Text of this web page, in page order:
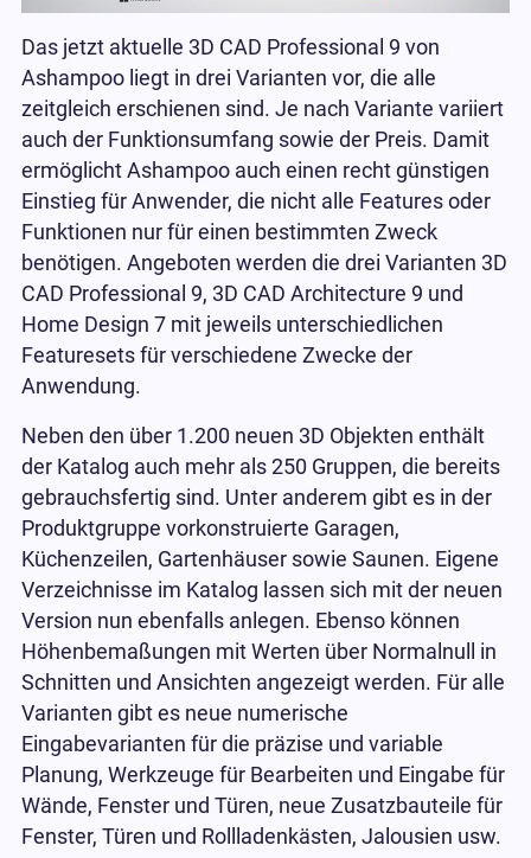
Das jetzt aktuelle 3D CAD Professional 9 von
Ashampoo liegt in drei Varianten vor, die alle
zeitgleich erschienen sind. Je nach Variante variiert
auch der Funktionsumfang sowie der Preis. Damit
ermöglicht Ashampoo auch einen recht günstigen
Einstieg für Anwender, die nicht alle Features oder
Funktionen nur für einen bestimmten Zweck
benötigen. Angeboten werden die drei Varianten 3D
CAD Professional 9, 3D CAD Architecture 9 und
Home Design 7 mit jeweils unterschiedlichen
Featuresets für verschiedene Zwecke der
Anwendung.
Neben den über 1.200 neuen 3D Objekten enthält
der Katalog auch mehr als 250 Gruppen, die bereits
gebrauchsfertig sind. Unter anderem gibt es in der
Produktgruppe vorkonstruierte Garagen,
Küchenzeilen, Gartenhäuser sowie Saunen. Eigene
Verzeichnisse im Katalog lassen sich mit der neuen
Version nun ebenfalls anlegen. Ebenso können
Höhenbemaßungen mit Werten über Normalnull in
Schnitten und Ansichten angezeigt werden. Für alle
Varianten gibt es neue numerische
Eingabevarianten für die präzise und variable
Planung, Werkzeuge für Bearbeiten und Eingabe für
Wände, Fenster und Türen, neue Zusatzbauteile für
Fenster, Türen und Rollladenkästen, Jalousien usw.